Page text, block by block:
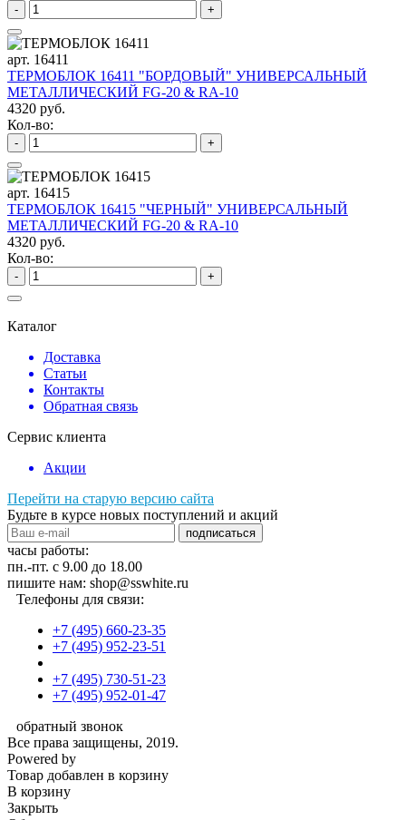
- +
арт. 16411
ТЕРМОБЛОК 16411 "БОРДОВЫЙ" УНИВЕРСАЛЬНЫЙ
МЕТАЛЛИЧЕСКИЙ FG-20 & RA-10
4320 руб.
Кол-во:
- +
арт. 16415
ТЕРМОБЛОК 16415 "ЧЕРНЫЙ" УНИВЕРСАЛЬНЫЙ
МЕТАЛЛИЧЕСКИЙ FG-20 & RA-10
4320 руб.
Кол-во:
- +
Каталог
Доставка
Статьи
Контакты
Обратная связь
Сервис клиента
Акции
Перейти на старую версию сайта
Будьте в курсе новых поступлений и акций
подписаться
часы работы:
пн.-пт. с 9.00 до 18.00
пишите нам: shop@sswhite.ru
Телефоны для связи:
+7 (495) 660-23-35
+7 (495) 952-23-51
+7 (495) 730-51-23
+7 (495) 952-01-47
обратный звонок
Все права защищены, 2019.
Powered by
Товар добавлен в корзину
В корзину
Закрыть